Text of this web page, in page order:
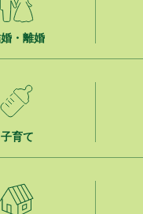
ター（旧サンサンファーム） の
・離婚
子育て